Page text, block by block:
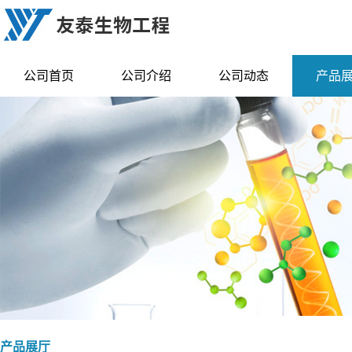
公司首页 公司介绍 公司动态 产品
产品展厅